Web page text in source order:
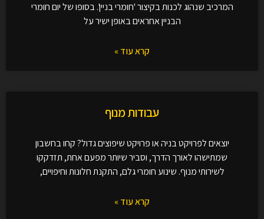
המרכיב שנהוג לכנות בקיצור 'חומרי בניין'. בסופו של יום חומרי
הבניין אחראים באופן ישיר על
קרא עוד »
עבודות מנוף
יוצאים לפרויקט בניה או פרויקט שיפוצים גדול? קחו בחשבון
שמתישהו לאורך הדרך, וסביר שיותר מפעם אחת, תזדקקו
לשירותי מנוף. שינוע חומרי גלם, התקנת חלונות וחיפויים,
קרא עוד »